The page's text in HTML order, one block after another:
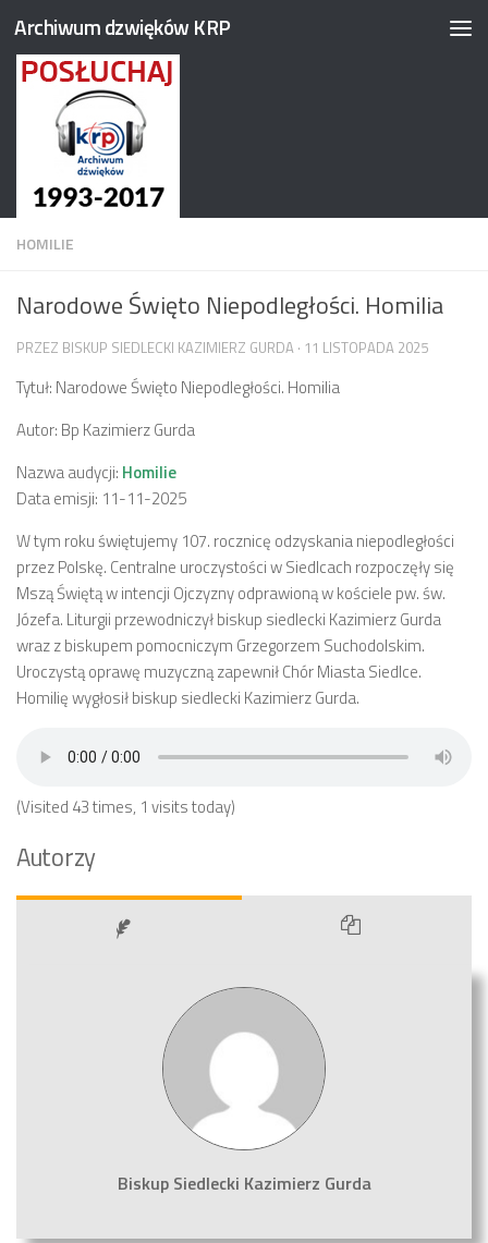
Przejdź do treści
Archiwum dzwięków KRP
HOMILIE
Narodowe Święto Niepodległości. Homilia
PRZEZ BISKUP SIEDLECKI KAZIMIERZ GURDA · 11 LISTOPADA 2025
Tytuł: Narodowe Święto Niepodległości. Homilia
Autor: Bp Kazimierz Gurda
Nazwa audycji: Homilie
Data emisji: 11-11-2025
W tym roku świętujemy 107. rocznicę odzyskania niepodległości
przez Polskę. Centralne uroczystości w Siedlcach rozpoczęły się
Mszą Świętą w intencji Ojczyzny odprawioną w kościele pw. św.
Józefa. Liturgii przewodniczył biskup siedlecki Kazimierz Gurda
wraz z biskupem pomocniczym Grzegorzem Suchodolskim.
Uroczystą oprawę muzyczną zapewnił Chór Miasta Siedlce.
Homilię wygłosił biskup siedlecki Kazimierz Gurda.
(Visited 43 times, 1 visits today)
Autorzy
Biskup Siedlecki Kazimierz Gurda